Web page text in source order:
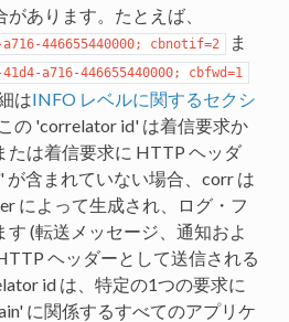
あります。たとえば、
a716-446655440000; cbnotif=2
ま
a716-446655440000; cbfwd=1
はINFO レベルに関するセクシ
の 'correlator id' は着信要求か
たは着信要求に HTTP ヘッダ
含まれていない場合、corr は
によって生成され、ログ・フ
す (転送メッセージ、通知およ
ヘッダーとして送信される
id は、特定の1つの要求に
に関係するすべてのアプリケ